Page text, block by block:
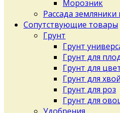
Морозник
Рассада земляники
Сопутствующие товары
Грунт
Грунт
Грунт для
Грунт для
Грунт для
Грунт для роз
Грунт для